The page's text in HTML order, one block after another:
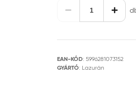
EAN-KÓD: 5996281073152
GYÁRTÓ: Lazurán